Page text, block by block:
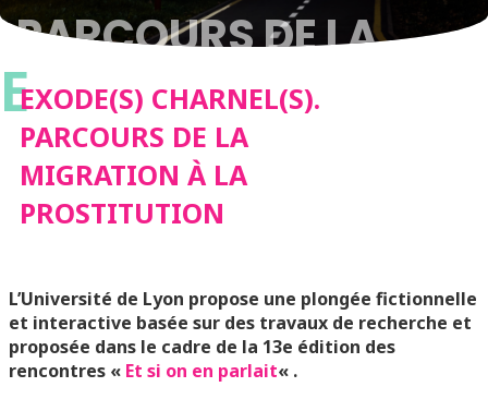
PARCOURS DE LA
MIGRATION À LA
PROSTITUTION
EEXODE(S) CHARNEL(S).
PARCOURS DE LA
MIGRATION À LA
PROSTITUTION
L’Université de Lyon propose une plongée fictionnelle
et interactive basée sur des travaux de recherche et
proposée dans le cadre de la 13e édition des
rencontres « Et si on en parlait« .